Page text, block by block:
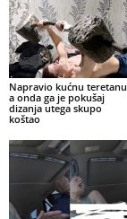
Napravio kućnu teretanu,
a onda ga je pokušaj
dizanja utega skupo
koštao